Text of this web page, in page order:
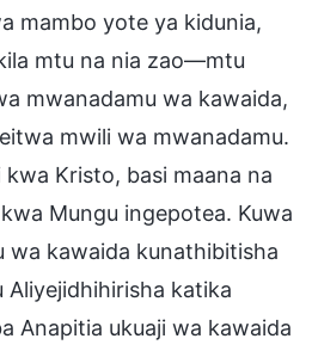
mambo yote ya kidunia,
mtu na nia zao—mtu
mwanadamu wa kawaida,
mwili wa mwanadamu.
Kristo, basi maana na
Mungu ingepotea. Kuwa
wa kawaida kunathibitisha
Aliyejidhihirisha katika
Anapitia ukuaji wa kawaida